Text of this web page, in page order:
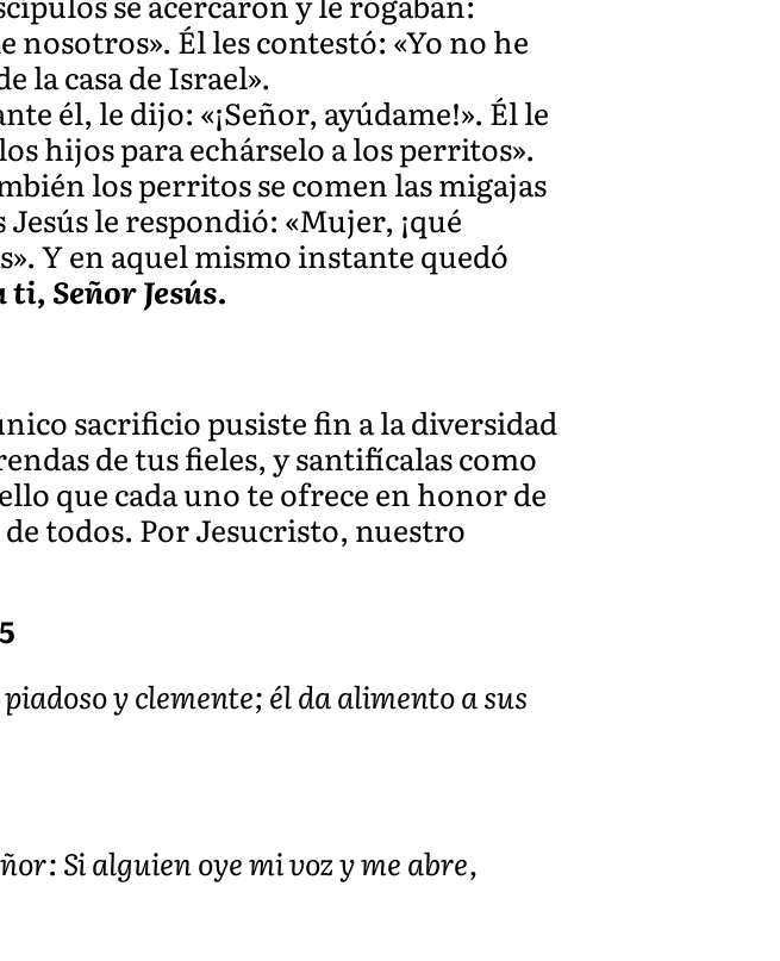
Él les contestó: «Yo no he
la casa de Israel».
él, le dijo: «¡Señor, ayúdame!». Él le
hijos para echárselo a los perritos».
los perritos se comen las migajas
Jesús le respondió: «Mujer, ¡qué
Y en aquel mismo instante quedó
Señor Jesús.
sacrificio pusiste fin a la diversidad
de tus fieles, y santifícalas como
que cada uno te ofrece en honor de
todos. Por Jesucristo, nuestro
y clemente; él da alimento a sus
Si alguien oye mi voz y me abre,